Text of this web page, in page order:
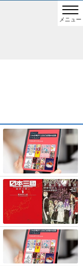
メニュー